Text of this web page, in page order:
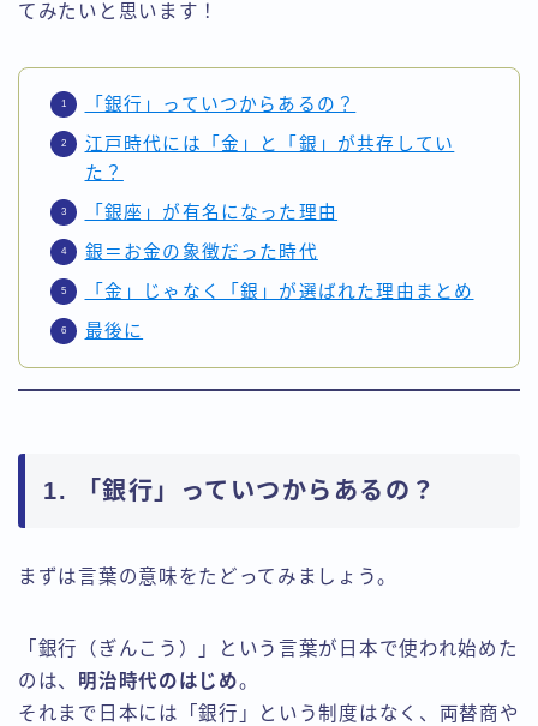
てみたいと思います！
「銀行」っていつからあるの？
江戸時代には「金」と「銀」が共存してい
た？
「銀座」が有名になった理由
銀＝お金の象徴だった時代
「金」じゃなく「銀」が選ばれた理由まとめ
最後に
1. 「銀行」っていつからあるの？
まずは言葉の意味をたどってみましょう。
「銀行（ぎんこう）」という言葉が日本で使われ始めた
のは、 明治時代のはじめ。
それまで日本には「銀行」という制度はなく、両替商や